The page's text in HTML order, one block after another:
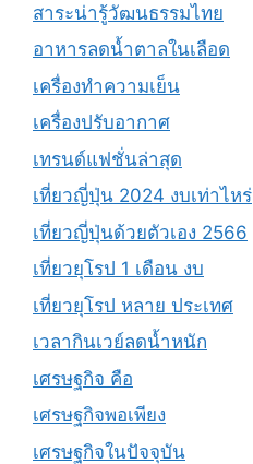
สาระน่ารู้วัฒนธรรมไทย
อาหารลดน้ำตาลในเลือด
เครื่องทำความเย็น
เครื่องปรับอากาศ
เทรนด์แฟชั่นล่าสุด
เที่ยวญี่ปุ่น 2024 งบเท่าไหร่
เที่ยวญี่ปุ่นด้วยตัวเอง 2566
เที่ยวยุโรป 1 เดือน งบ
เที่ยวยุโรป หลาย ประเทศ
เวลากินเวย์ลดน้ำหนัก
เศรษฐกิจ คือ
เศรษฐกิจพอเพียง
เศรษฐกิจในปัจจุบัน